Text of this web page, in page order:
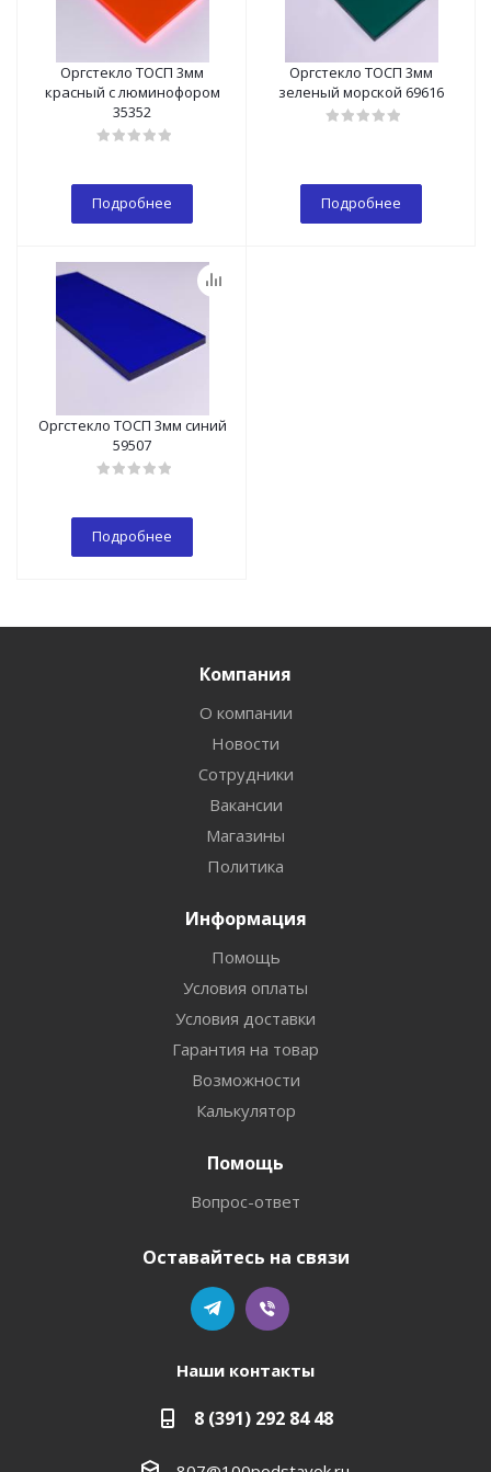
Оргстекло ТОСП 3мм
красный с люминофором
35352
Подробнее
Оргстекло ТОСП 3мм
зеленый морской 69616
Подробнее
Оргстекло ТОСП 3мм синий
59507
Подробнее
Компания
О компании
Новости
Сотрудники
Вакансии
Магазины
Политика
Информация
Помощь
Условия оплаты
Условия доставки
Гарантия на товар
Возможности
Калькулятор
Помощь
Вопрос-ответ
Оставайтесь на связи
Наши контакты
8 (391) 292 84 48